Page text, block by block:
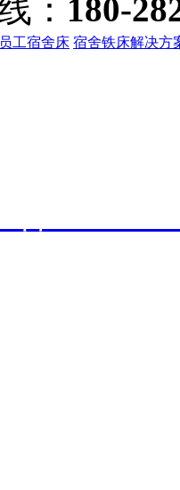
： 180-
员工宿舍床 宿舍铁床解决方